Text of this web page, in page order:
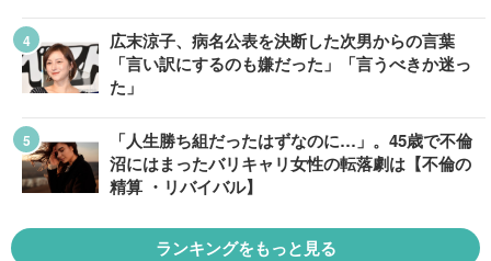
広末涼子、病名公表を決断した次男からの言葉
「言い訳にするのも嫌だった」「言うべきか迷っ
た」
「人生勝ち組だったはずなのに…」。45歳で不倫
沼にはまったバリキャリ女性の転落劇は【不倫の
精算 ・リバイバル】
ランキングをもっと見る